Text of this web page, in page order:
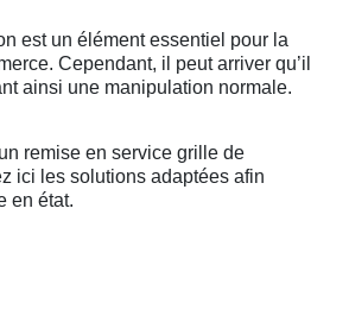
est un élément essentiel pour la
Cependant, il peut arriver qu’il
ainsi une manipulation normale.
remise en service grille de
ici les solutions adaptées afin
en état.